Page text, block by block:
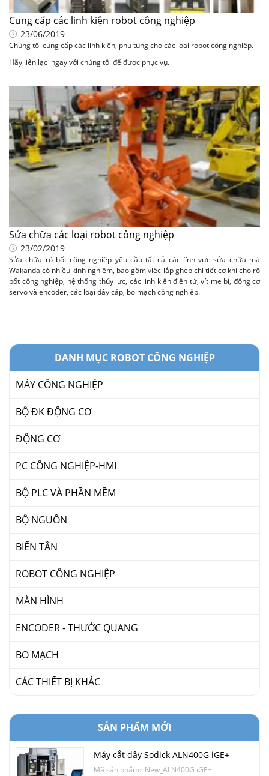
DANH MỤC ROBOT CÔNG NGHIỆP
MÁY CÔNG NGHIỆP
BỘ ĐK ĐỘNG CƠ
ĐỘNG CƠ
PC CÔNG NGHIỆP-HMI
BỘ PLC VÀ PHẦN MỀM
BỘ NGUỒN
BIẾN TẦN
ROBOT CÔNG NGHIỆP
MÀN HÌNH
ENCODER - THƯỚC QUANG
BO MẠCH
CÁC THIẾT BỊ KHÁC
SẢN PHẨM MỚI
Máy cắt dây Sodick ALN400G iGE+
Mã sản phẩm:: New_ALN400G iGE+
Cung cấp các linh kiện robot công nghiệp
23/06/2019
Chúng tôi cung cấp các linh kiện, phụ tùng cho các loại robot công nghiệp.
Hãy liên lạc ngay với chúng tôi để được phục vụ.
Sửa chữa các loại robot công nghiệp
23/02/2019
Sửa chữa rô bốt công nghiệp yêu cầu tất cả các lĩnh vực sửa chữa mà
Wakanda có nhiều kinh nghiệm, bao gồm việc lắp ghép chi tiết cơ khí cho rô
bốt công nghiệp, hệ thống thủy lực, các linh kiện điện tử, vít me bi, động cơ
servo và encoder, các loại dây cáp, bo mạch công nghiệp.